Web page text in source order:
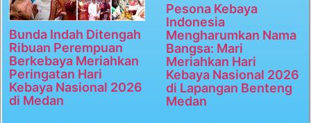
Bunda Indah Ditengah
Ribuan Perempuan
Berkebaya Meriahkan
Peringatan Hari
Kebaya Nasional 2026
di Medan
Pesona Kebaya
Indonesia
Mengharumkan Nama
Bangsa: Mari
Meriahkan Hari
Kebaya Nasional 2026
di Lapangan Benteng
Medan